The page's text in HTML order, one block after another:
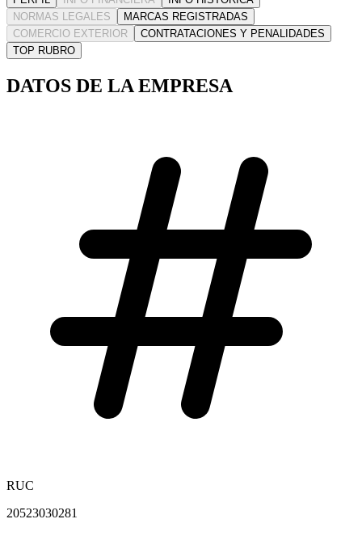
NORMAS LEGALES
MARCAS REGISTRADAS
COMERCIO EXTERIOR
CONTRATACIONES Y PENALIDADES
TOP RUBRO
DATOS DE LA EMPRESA
RUC
20523030281